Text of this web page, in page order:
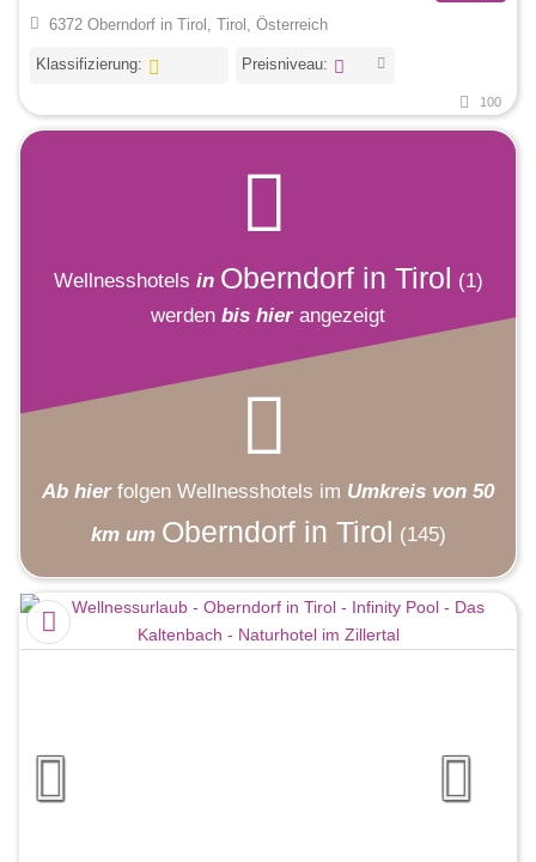
6372 Oberndorf in Tirol, Tirol, Österreich
Klassifizierung: Preisniveau:
100
Wellnesshotels in Oberndorf in Tirol (1)
werden bis hierangezeigt
Ab hier folgen Wellnesshotels im Umkreis von 50
km um Oberndorf in Tirol (145)